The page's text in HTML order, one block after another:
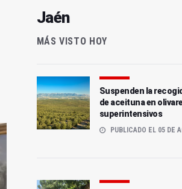
Jaén
MÁS VISTO HOY
Suspenden la
de aceituna en
superintensivos
PUBLICADO EL 05 DE